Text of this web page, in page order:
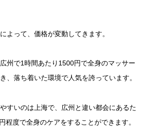
よって、価格が変動してきます。
州で1時間あたり1500円で全身のマッサー
、落ち着いた環境で人気を誇っています。
すいのは上海で、広州と違い都会にあるた
程度で全身のケアをすることができます。